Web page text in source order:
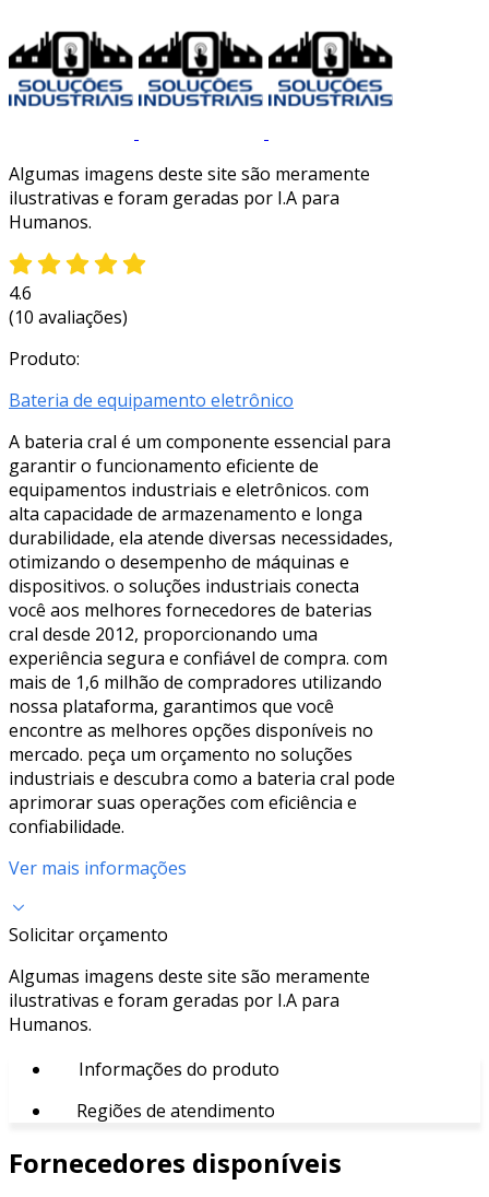
Algumas imagens deste site são meramente
ilustrativas e foram geradas por I.A para
Humanos.
4.6
(10 avaliações)
Produto:
Bateria de equipamento eletrônico
A bateria cral é um componente essencial para
garantir o funcionamento eficiente de
equipamentos industriais e eletrônicos. com
alta capacidade de armazenamento e longa
durabilidade, ela atende diversas necessidades,
otimizando o desempenho de máquinas e
dispositivos. o soluções industriais conecta
você aos melhores fornecedores de baterias
cral desde 2012, proporcionando uma
experiência segura e confiável de compra. com
mais de 1,6 milhão de compradores utilizando
nossa plataforma, garantimos que você
encontre as melhores opções disponíveis no
mercado. peça um orçamento no soluções
industriais e descubra como a bateria cral pode
aprimorar suas operações com eficiência e
confiabilidade.
Ver mais informações
Solicitar orçamento
Algumas imagens deste site são meramente
ilustrativas e foram geradas por I.A para
Humanos.
Informações do produto
Regiões de atendimento
Fornecedores disponíveis